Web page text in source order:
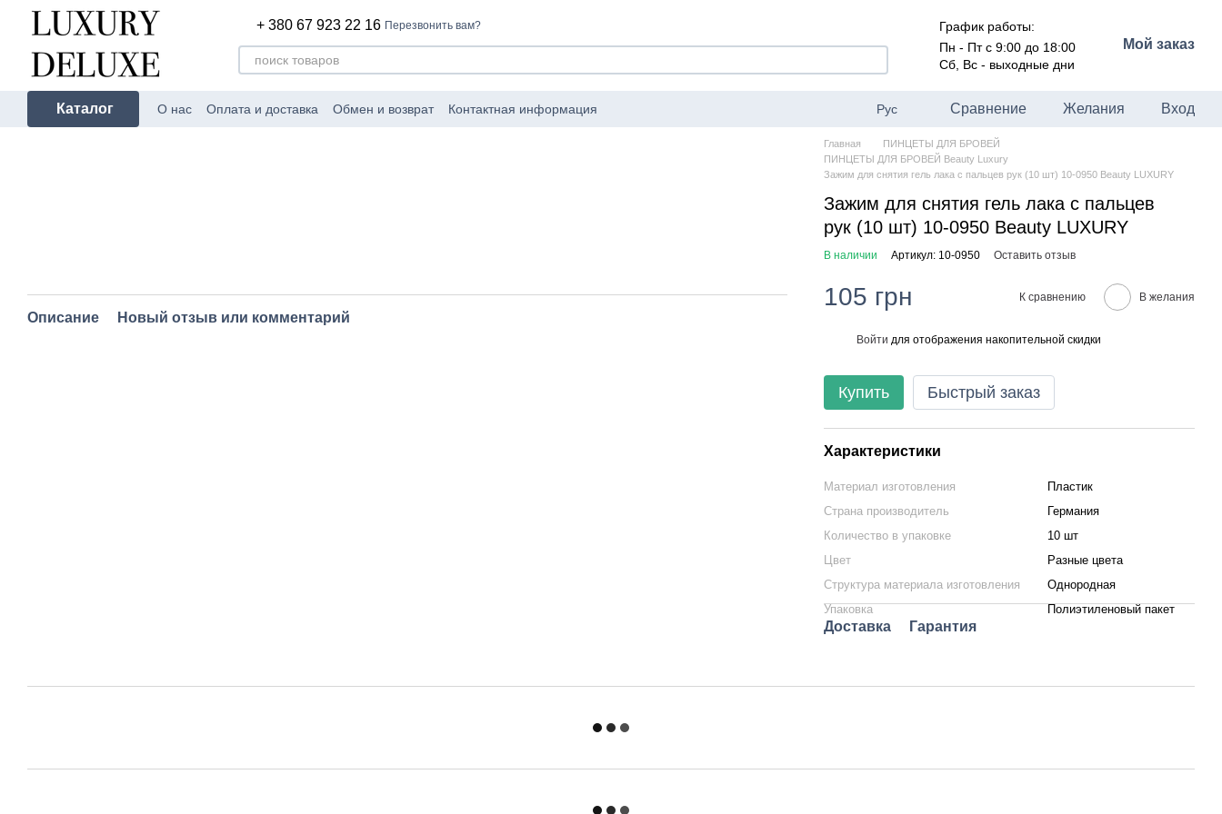
Перейти к основному контенту
+ 380 67 923 22 16 Перезвонить вам?
График работы:
Пн - Пт с 9:00 до 18:00
Сб, Вс - выходные дни
Мой заказ
Каталог О нас Оплата и доставка Обмен и возврат Контактная информация Рус Сравнение Желания Вход
Описание Новый отзыв или комментарий
Главная
ПИНЦЕТЫ ДЛЯ БРОВЕЙ
ПИНЦЕТЫ ДЛЯ БРОВЕЙ Beauty Luxury
Зажим для снятия гель лака с пальцев рук (10 шт) 10-0950 Beauty LUXURY
Зажим для снятия гель лака с пальцев
рук (10 шт) 10-0950 Beauty LUXURY
В наличии Артикул: 10-0950 Оставить отзыв
105 грн К сравнению В желания
Войти для отображения накопительной скидки
Купить Быстрый заказ
Характеристики
Материал изготовления
Пластик
Страна производитель
Германия
Количество в упаковке
10 шт
Цвет
Разные цвета
Структура материала изготовления
Однородная
Упаковка
Полиэтиленовый пакет
Доставка Гарантия